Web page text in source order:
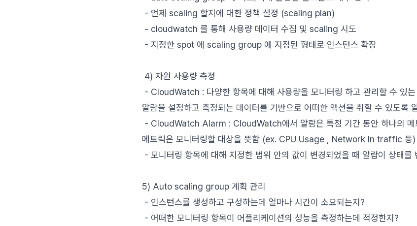
- 언제 scaling 할지에 대한 정책 설정 (scaling plan)
- cloudwatch 를 통해 사용량 데이터 수집 및 scaling 시도
- 지정한 spot 에 scaling group 에 지정된 형태로 인스턴스 확장
4) 자원 사용량 측정
- CloudWatch : 다양한 항목에 대해 사용량을 모니터링 하고 관리할 수 있는
알람을 설정하고 측정되는 데이터를 기반으로 어떠한 액션을 취할 수 있도록
- CloudWatch Alarm : CloudWatch에서 알람은 특정 기간 동안 하나의 메
메트릭은 모니터링할 대상을 뜻함 (ex. CPU Usage , Network In traffic 등)
- 모니터링 항목에 대해 지정한 범위 안의 값이 변경되었을 때 알람이 상태를
5) Auto scaling group 계획 관리
- 인스턴스를 생성하고 구성하는데 얼마나 시간이 소요되는지?
- 어떠한 모니터링 항목이 어플리케이션의 성능을 측정하는데 적정한지?